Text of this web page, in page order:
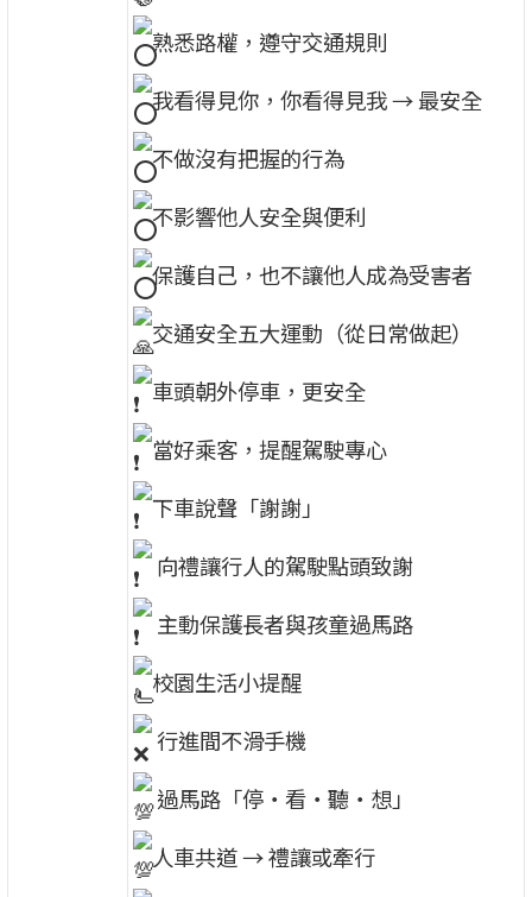
熟悉路權，遵守交通規則
我看得見你，你看得見我 → 最安全
不做沒有把握的行為
不影響他人安全與便利
保護自己，也不讓他人成為受害者
交通安全五大運動（從日常做起）
車頭朝外停車，更安全
當好乘客，提醒駕駛專心
下車說聲「謝謝」
向禮讓行人的駕駛點頭致謝
主動保護長者與孩童過馬路
校園生活小提醒
行進間不滑手機
過馬路「停・看・聽・想」
人車共道 → 禮讓或牽行